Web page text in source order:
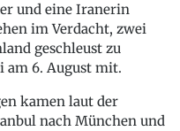
und eine Iranerin
im Verdacht, zwei
geschleust zu
am 6. August mit.
kamen laut der
nach München und